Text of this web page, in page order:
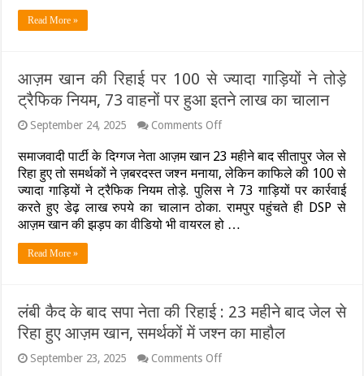
मुलाकात,
2027
चुनाव
से
बड़ा
सियासी
संदेश
Read More »
आज़म खान की रिहाई पर 100 से ज्यादा गाड़ियों ने तोड़े
ट्रैफिक नियम, 73 वाहनों पर हुआ इतने लाख का चालान
September 24, 2025 Comments Offon
खान
की
रिहाई
पर
100
से
ज्यादा
73
वाहनों
पर
हुआ
समाजवादी पार्टी के दिग्गज नेता आज़म खान 23 महीने बाद सीतापुर जेल से
रिहा हुए तो समर्थकों ने ज़बरदस्त जश्न मनाया, लेकिन काफिले की 100 से
ज्यादा गाड़ियों ने ट्रैफिक नियम तोड़े. पुलिस ने 73 गाड़ियों पर कार्रवाई
करते हुए डेढ़ लाख रुपये का चालान ठोका. रामपुर पहुंचते ही DSP से
आज़म खान की झड़प का वीडियो भी वायरल हो …
Read More »
लंबी कैद के बाद सपा नेता की रिहाई : 23 महीने बाद जेल से
रिहा हुए आज़म खान, समर्थकों में जश्न का माहौल
September 23, 2025 Comments Offon